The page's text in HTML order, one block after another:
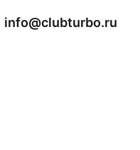
info@clubturbo.ru